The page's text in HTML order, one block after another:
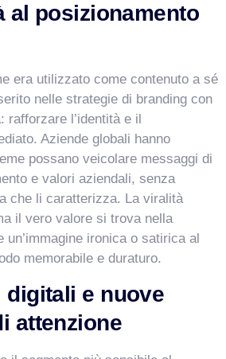
al posizionamento
era utilizzato come contenuto a sé
nelle strategie di branding con
rafforzare l’identità e il
Aziende globali hanno
possano veicolare messaggi di
e valori aziendali, senza
che li caratterizza. La viralità
il vero valore si trova nella
ironica o satirica al
memorabile e duraturo.
digitali e nuove
attenzione